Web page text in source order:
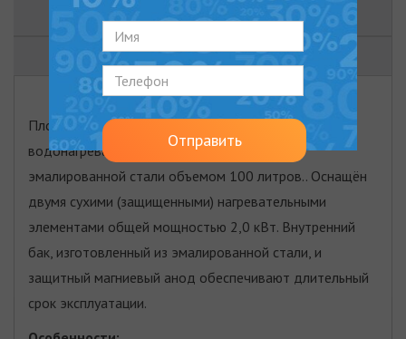
ДОКУМЕНТЫ
ВИДЕО
Плоский накопительный электрический
водонагреватель с внутренним баком из
эмалированной стали объемом 100 литров.. Оснащён
двумя сухими (защищенными) нагревательными
элементами общей мощностью 2,0 кВт. Внутренний
бак, изготовленный из эмалированной стали, и
защитный магниевый анод обеспечивают длительный
срок эксплуатации.
Отправить